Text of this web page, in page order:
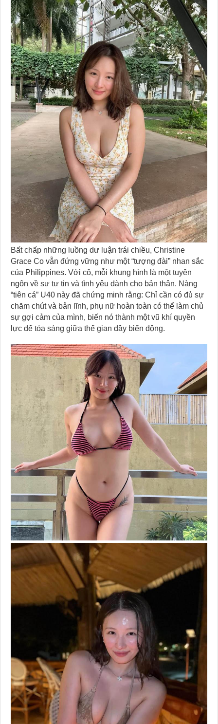
Bất chấp những luồng dư luận trái chiều, Christine
Grace Co vẫn đứng vững như một “tượng đài” nhan sắc
của Philippines. Với cô, mỗi khung hình là một tuyên
ngôn về sự tự tin và tình yêu dành cho bản thân. Nàng
“tiên cá” U40 này đã chứng minh rằng: Chỉ cần có đủ sự
chăm chút và bản lĩnh, phụ nữ hoàn toàn có thể làm chủ
sự gợi cảm của mình, biến nó thành một vũ khí quyền
lực để tỏa sáng giữa thế gian đầy biến động.